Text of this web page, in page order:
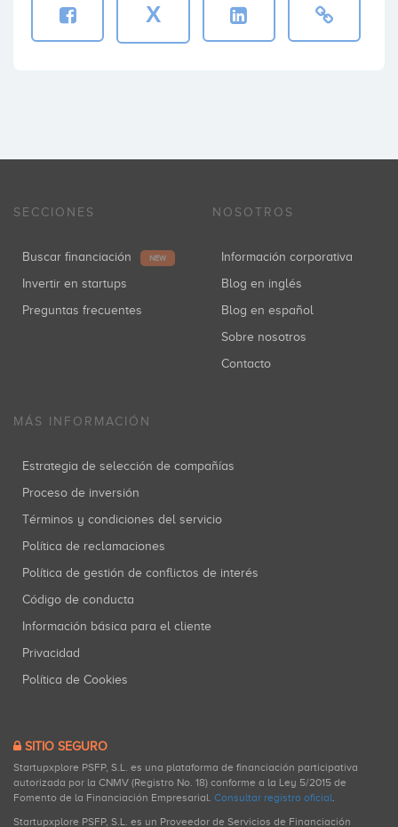
X
SECCIONES
Buscar financiación NEW
Invertir en startups
Preguntas frecuentes
NOSOTROS
Información corporativa
Blog en inglés
Blog en español
Sobre nosotros
Contacto
MÁS INFORMACIÓN
Estrategia de selección de compañías
Proceso de inversión
Términos y condiciones del servicio
Política de reclamaciones
Política de gestión de conflictos de interés
Código de conducta
Información básica para el cliente
Privacidad
Política de Cookies
SITIO SEGURO
Startupxplore PSFP, S.L. es una plataforma de financiación participativa
autorizada por la CNMV (Registro No. 18) conforme a la Ley 5/2015 de
Fomento de la Financiación Empresarial. Consultar registro oficial.
Startupxplore PSFP, S.L. es un Proveedor de Servicios de Financiación